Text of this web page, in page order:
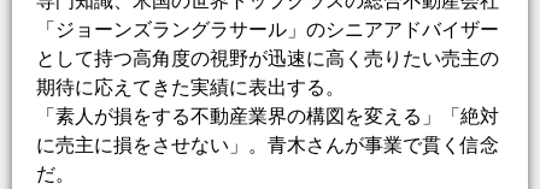
「ジョーンズラングラサール」のシニアアドバイザー
として持つ高角度の視野が迅速に高く売りたい売主の
期待に応えてきた実績に表出する。
「素人が損をする不動産業界の構図を変える」「絶対
に売主に損をさせない」。青木さんが事業で貫く信念
だ。